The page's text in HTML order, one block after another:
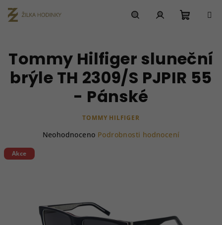
na
obsah
košík
Tommy Hilfiger sluneční
brýle TH 2309/S PJPIR 55
- Pánské
TOMMY HILFIGER
produktu
Neohodnoceno Podrobnosti hodnocení
Akce